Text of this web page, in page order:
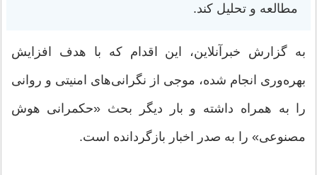
مطالعه و تحلیل کند.
به گزارش خبرآنلاین، این اقدام که با هدف افزایش
بهره‌وری انجام شده، موجی از نگرانی‌های امنیتی و روانی
را به همراه داشته و بار دیگر بحث «حکمرانی هوش
مصنوعی» را به صدر اخبار بازگردانده است.